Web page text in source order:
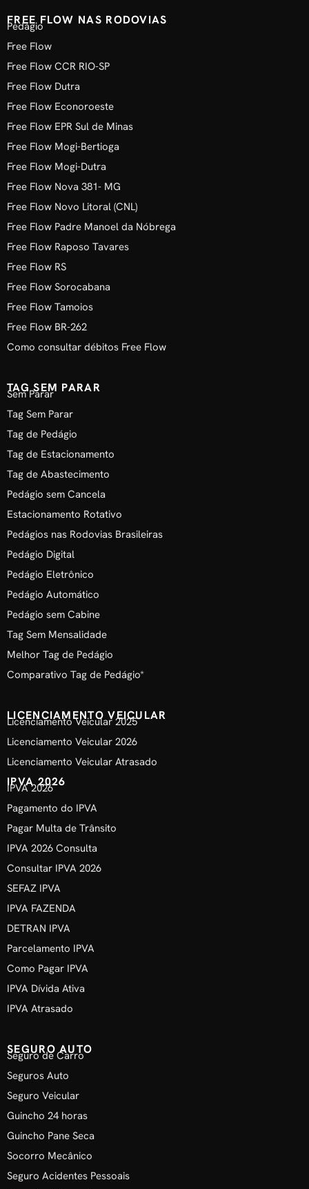
FREE FLOW NAS RODOVIAS
Pedágio
Free Flow
Free Flow CCR RIO-SP
Free Flow Dutra
Free Flow Econoroeste
Free Flow EPR Sul de Minas
Free Flow Mogi-Bertioga
Free Flow Mogi-Dutra
Free Flow Nova 381- MG
Free Flow Novo Litoral (CNL)
Free Flow Padre Manoel da Nóbrega
Free Flow Raposo Tavares
Free Flow RS
Free Flow Sorocabana
Free Flow Tamoios
Free Flow BR-262
Como consultar débitos Free Flow
TAG SEM PARAR
Sem Parar
Tag Sem Parar
Tag de Pedágio
Tag de Estacionamento
Tag de Abastecimento
Pedágio sem Cancela
Estacionamento Rotativo
Pedágios nas Rodovias Brasileiras
Pedágio Digital
Pedágio Eletrônico
Pedágio Automático
Pedágio sem Cabine
Tag Sem Mensalidade
Melhor Tag de Pedágio
Comparativo Tag de Pedágio*
LICENCIAMENTO VEICULAR
Licenciamento Veicular 2025
Licenciamento Veicular 2026
Licenciamento Veicular Atrasado
IPVA 2026
IPVA 2026
Pagamento do IPVA
Pagar Multa de Trânsito
IPVA 2026 Consulta
Consultar IPVA 2026
SEFAZ IPVA
IPVA FAZENDA
DETRAN IPVA
Parcelamento IPVA
Como Pagar IPVA
IPVA Dívida Ativa
IPVA Atrasado
SEGURO AUTO
Seguro de Carro
Seguros Auto
Seguro Veicular
Guincho 24 horas
Guincho Pane Seca
Socorro Mecânico
Seguro Acidentes Pessoais